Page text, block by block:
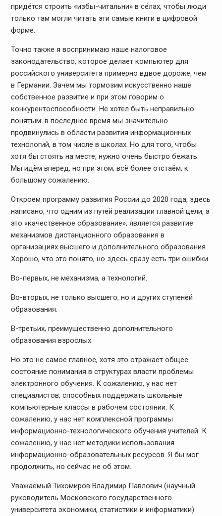
придётся строить «избы-читальни» в сёлах, чтобы люди
только там могли читать эти самые книги в цифровой
форме.
Точно также я воспринимаю наше налоговое
законодательство, которое делает компьютер для
российского университета примерно вдвое дороже, чем
в Германии. Зачем мы тормозим искусственно наше
собственное развитие и при этом говорим о
конкурентоспособности. Не хотел быть неправильно
понятым: в последнее время мы значительно
продвинулись в области развития информационных
технологий, в том числе в школах. Но для того, чтобы
хотя бы стоять на месте, нужно очень быстро бежать.
Мы идём вперед, но при этом, всё более отстаём, к
большому сожалению.
Откроем программу развития России до 2020 года, здесь
написано, что одним из путей реализации главной цели, а
это «качественное образование», является развитие
механизмов дистанционного образования в
организациях высшего и дополнительного образования.
Хорошо, что это понято, но здесь сразу есть три ошибки.
Во-первых, не механизма, а технологий.
Во-вторых, не только высшего, но и других ступеней
образования.
В-третьих, преимущественно дополнительного
образования взрослых.
Но это не самое главное, хотя это отражает общее
состояние понимания в структурах власти проблемы
электронного обучения. К сожалению, у нас нет
специалистов, способных поддержать школьные
компьютерные классы в рабочем состоянии. К
сожалению, у нас нет комплексной программы
информационно-технологического обучения учителей. К
сожалению, у нас нет методики использования
информационно-образовательных ресурсов. Я бы мог
продолжить, но сейчас не об этом.
Уважаемый Тихомиров Владимир Павлович (научный
руководитель Московского государственного
университета экономики, статистики и информатики)